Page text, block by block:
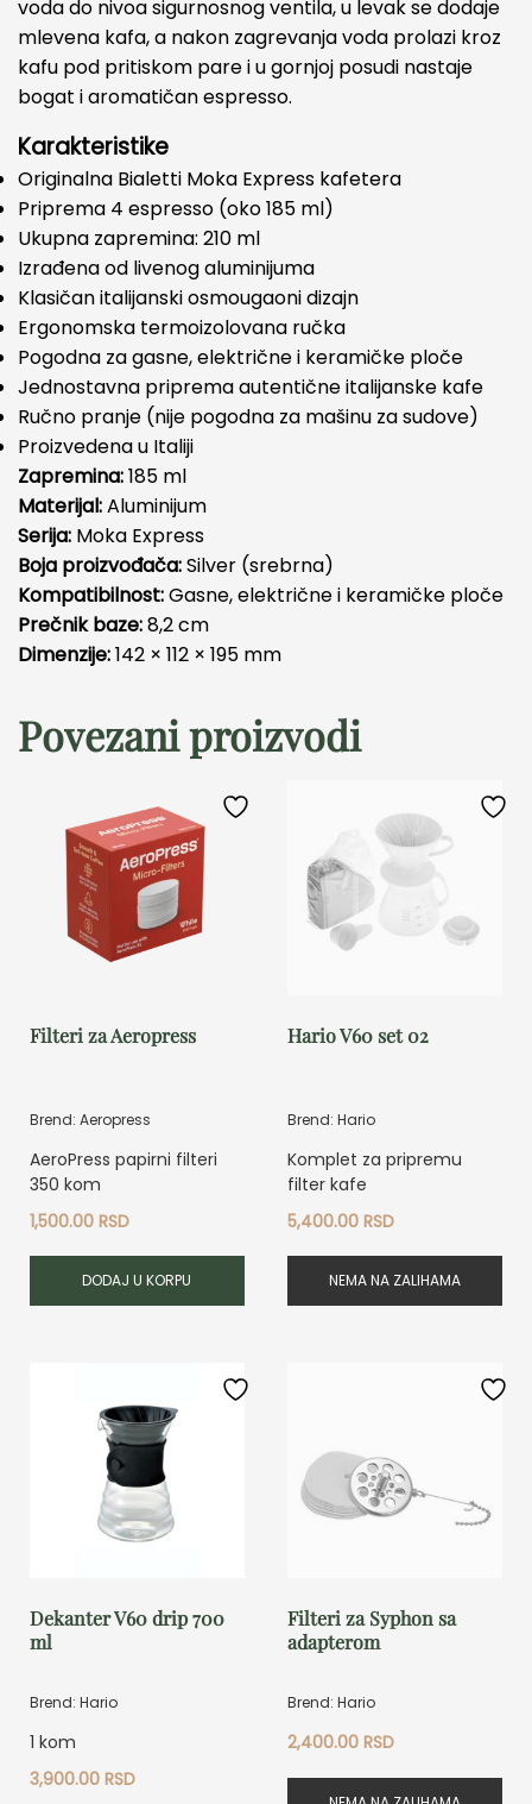
voda do nivoa sigurnosnog ventila, u levak se dodaje
mlevena kafa, a nakon zagrevanja voda prolazi kroz
kafu pod pritiskom pare i u gornjoj posudi nastaje
bogat i aromatičan espresso.
Karakteristike
Originalna Bialetti Moka Express kafetera
Priprema 4 espresso (oko 185 ml)
Ukupna zapremina: 210 ml
Izrađena od livenog aluminijuma
Klasičan italijanski osmougaoni dizajn
Ergonomska termoizolovana ručka
Pogodna za gasne, električne i keramičke ploče
Jednostavna priprema autentične italijanske kafe
Ručno pranje (nije pogodna za mašinu za sudove)
Proizvedena u Italiji
Zapremina:185 ml
Materijal:Aluminijum
Serija: Moka Express
Boja proizvođača:Silver (srebrna)
Kompatibilnost:Gasne, električne i keramičke ploče
Prečnik baze:8,2 cm
Dimenzije:142 × 112 × 195 mm
Povezani proizvodi
Filteri za Aeropress
Brend: Aeropress
AeroPress papirni filteri
350 kom
1,500.00 RSD
DODAJ U KORPU
Hario V60 set 02
Brend: Hario
Komplet za pripremu
filter kafe
5,400.00RSD
NEMA NA ZALIHAMA
Dekanter V60 drip 700
ml
Brend: Hario
1 kom
3,900.00 RSD
Filteri za Syphon sa
adapterom
Brend: Hario
2,400.00RSD